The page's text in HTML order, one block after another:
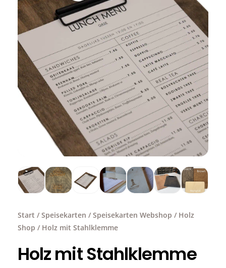
Tischaccessoires & Co
Start / Speisekarten / Speisekarten Webshop / Holz
Shop / Holz mit Stahlklemme
Holz mit Stahlklemme